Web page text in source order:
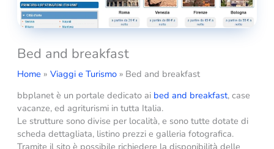
Bed and breakfast
Home Viaggi e Turismo
Bed and breakfast
bbplanet è un portale dedicato ai bed and breakfast, case
vacanze, ed agriturismi in tutta Italia.
Le strutture sono divise per località, e sono tutte dotate di
scheda dettagliata, listino prezzi e galleria fotografica.
Tramite il sito è possibile richiedere la disponibilità delle